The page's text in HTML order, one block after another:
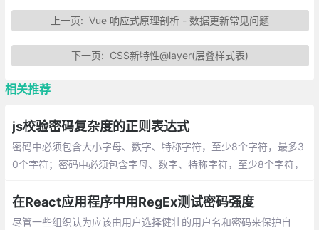
上一页:Vue 响应式原理剖析 - 数据更新常见问题
下一页: CSS新特性@layer(层叠样式表)
相关推荐
js校验密码复杂度的正则表达式
密码中必须包含大小字母、数字、特称字符，至少8个字符，最多3
0个字符；密码中必须包含字母、数字、特称字符，至少8个字符，
在React应用程序中用RegEx测试密码强度
尽管一些组织认为应该由用户选择健壮的用户名和密码来保护自